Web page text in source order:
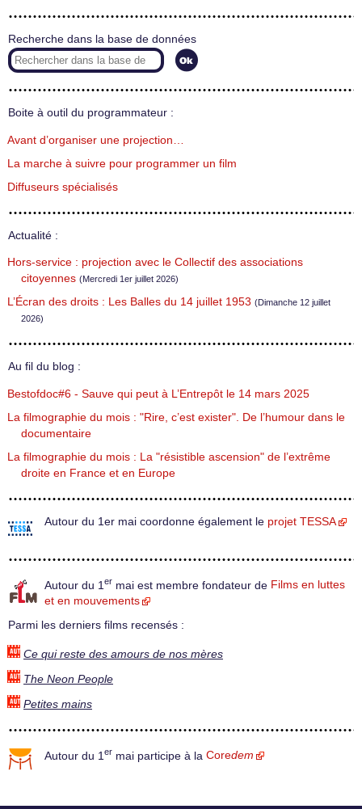
Recherche dans la base de données
Boite à outil du programmateur :
Avant d’organiser une projection…
La marche à suivre pour programmer un film
Diffuseurs spécialisés
Actualité :
Hors-service : projection avec le Collectif des associations
citoyennes (Mercredi 1er juillet 2026)
L’Écran des droits : Les Balles du 14 juillet 1953 (Dimanche 12 juillet
2026)
Au fil du blog :
Bestofdoc#6 - Sauve qui peut à L’Entrepôt le 14 mars 2025
La filmographie du mois : "Rire, c’est exister". De l’humour dans le
documentaire
La filmographie du mois : La "résistible ascension" de l’extrême
droite en France et en Europe
Autour du 1er mai coordonne également le projet TESSA
Autour du 1 er mai est membre fondateur de Films en luttes
et en mouvements
Parmi les derniers films recensés :
Ce qui reste des amours de nos mères
The Neon People
Petites mains
Autour du 1 er mai participe à la Coredem